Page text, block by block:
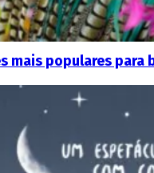
mais populares